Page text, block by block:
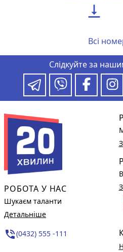

Всі
Слідкуйте за
РОБОТА У НАС
Шукаєм таланти
Детальніше
phone_in_talk(0432) 555 -111